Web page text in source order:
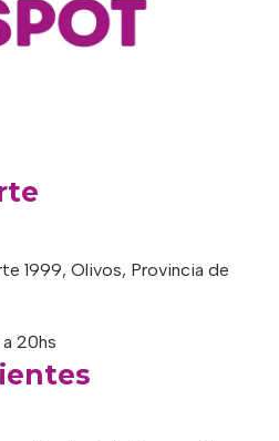
1999, Olivos, Provincia de
20hs